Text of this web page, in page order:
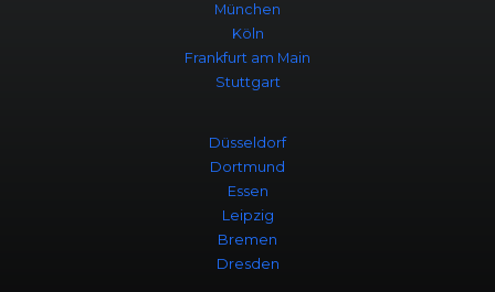
München
Köln
Frankfurt am Main
Stuttgart
Düsseldorf
Dortmund
Essen
Leipzig
Bremen
Dresden